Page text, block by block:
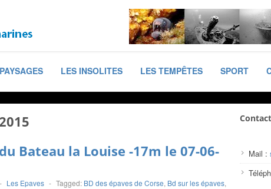
PAYSAGES LES INSOLITES LES TEMPÊTES SPORT
Bateau la Louise -17m le 07-06-
- Les Epaves - Tagged: BD des épaves de Corse, Bd sur les épaves,
Contact
Mail :